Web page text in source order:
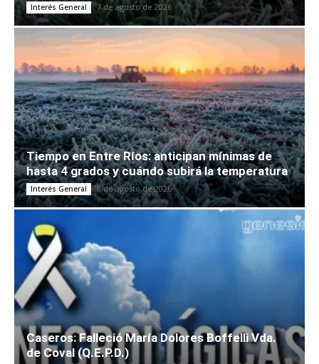
Interés General 7 de agosto de 2026
Tiempo en Entre Ríos: anticipan mínimas de
hasta 4 grados y cuándo subirá la temperatura
Interés General 8 de agosto de 2026
Caseros: Falleció María Dolores Boffelli Vda.
de Coval (Q.E.P.D.)